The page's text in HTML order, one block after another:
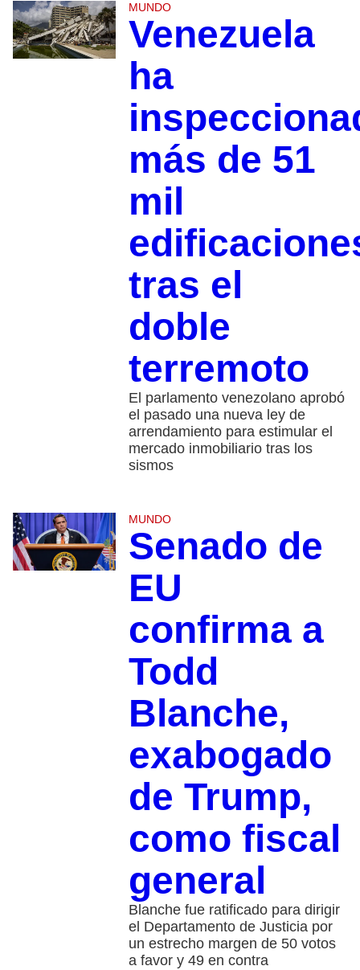
MUNDO
Venezuela
ha
más de 51
mil
tras el
doble
terremoto
El parlamento venezolano aprobó
el pasado una nueva ley de
arrendamiento para estimular el
mercado inmobiliario tras los
sismos
MUNDO
Senado de
EU
confirma a
Todd
Blanche,
exabogado
de Trump,
como fiscal
general
Blanche fue ratificado para dirigir
el Departamento de Justicia por
un estrecho margen de 50 votos
a favor y 49 en contra